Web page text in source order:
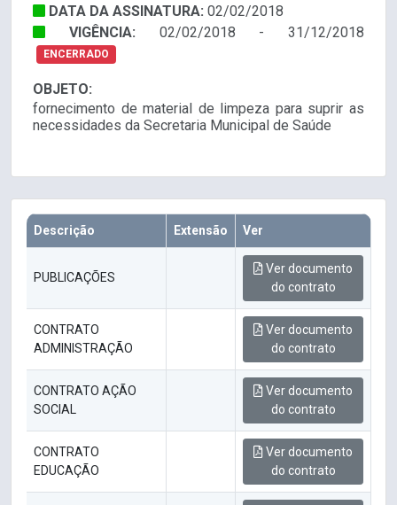
DATA DA ASSINATURA: 02/02/2018
VIGÊNCIA: 02/02/2018 - 31/12/2018
ENCERRADO
OBJETO:
fornecimento de material de limpeza para suprir as
necessidades da Secretaria Municipal de Saúde
Descrição Extensão Ver
PUBLICAÇÕES
Ver documento
do contrato
CONTRATO
ADMINISTRAÇÃO
Ver documento
do contrato
CONTRATO AÇÃO
SOCIAL
Ver documento
do contrato
CONTRATO
EDUCAÇÃO
Ver documento
do contrato